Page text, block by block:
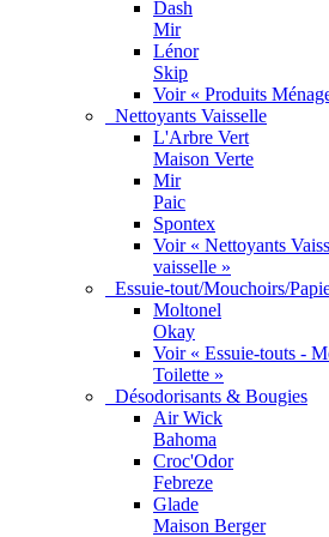
Dash
Mir
Lénor
Skip
Voir « Produits
Nettoyants Vaisselle
L'Arbre Vert
Maison Verte
Mir
Paic
Spontex
Voir « Nettoyants
vaisselle »
Essuie-tout/Mouchoirs/
Moltonel
Okay
Voir « Essuie-touts -
Toilette »
Désodorisants & Bougies
Air Wick
Bahoma
Croc'Odor
Febreze
Glade
Maison Berger